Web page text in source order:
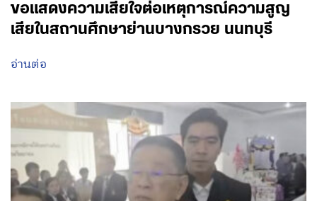
ขอแสดงความเสียใจต่อเหตุการณ์ความสูญ
เสียในสถานศึกษาย่านบางกรวย นนทบุรี
อ่านต่อ